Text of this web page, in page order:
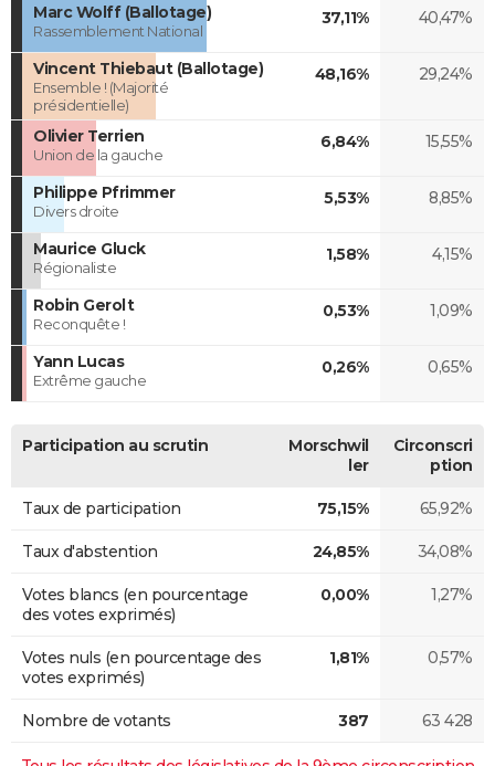
Marc Wolff (Ballotage)
Rassemblement National
37,11% 40,47%
Vincent Thiebaut (Ballotage)
Ensemble ! (Majorité
présidentielle)
48,16% 29,24%
Olivier Terrien
Union de la gauche
6,84% 15,55%
Philippe Pfrimmer
Divers droite
5,53% 8,85%
Maurice Gluck
Régionaliste
1,58% 4,15%
Robin Gerolt
Reconquête !
0,53% 1,09%
Yann Lucas
Extrême gauche
0,26% 0,65%
Participation au scrutin
Morschwil
ler
Circonscri
ption
Taux de participation 75,15% 65,92%
Taux d'abstention 24,85% 34,08%
Votes blancs (en pourcentage
des votes exprimés)
0,00% 1,27%
Votes nuls (en pourcentage des
votes exprimés)
1,81% 0,57%
Nombre de votants 387 63 428